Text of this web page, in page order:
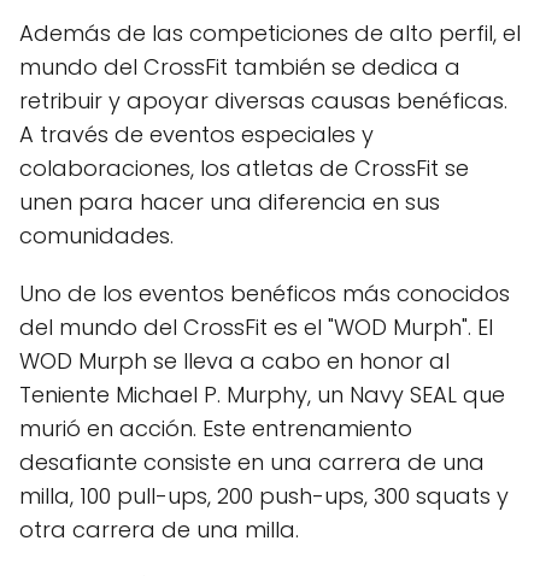
Además de las competiciones de alto perfil, el
mundo del CrossFit también se dedica a
retribuir y apoyar diversas causas benéficas.
A través de eventos especiales y
colaboraciones, los atletas de CrossFit se
unen para hacer una diferencia en sus
comunidades.
Uno de los eventos benéficos más conocidos
del mundo del CrossFit es el "WOD Murph". El
WOD Murph se lleva a cabo en honor al
Teniente Michael P. Murphy, un Navy SEAL que
murió en acción. Este entrenamiento
desafiante consiste en una carrera de una
milla, 100 pull-ups, 200 push-ups, 300 squats y
otra carrera de una milla.